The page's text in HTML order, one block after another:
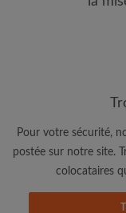
Adresse email
Pour votre sécurité,
postée sur notre site.
colocataires